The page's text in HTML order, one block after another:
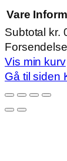
Varer
i
Vare
Subtotal kr.
Vis min kurv
Gå til siden